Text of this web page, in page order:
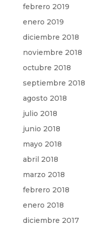
febrero 2019
enero 2019
diciembre 2018
noviembre 2018
octubre 2018
septiembre 2018
agosto 2018
julio 2018
junio 2018
mayo 2018
abril 2018
marzo 2018
febrero 2018
enero 2018
diciembre 2017